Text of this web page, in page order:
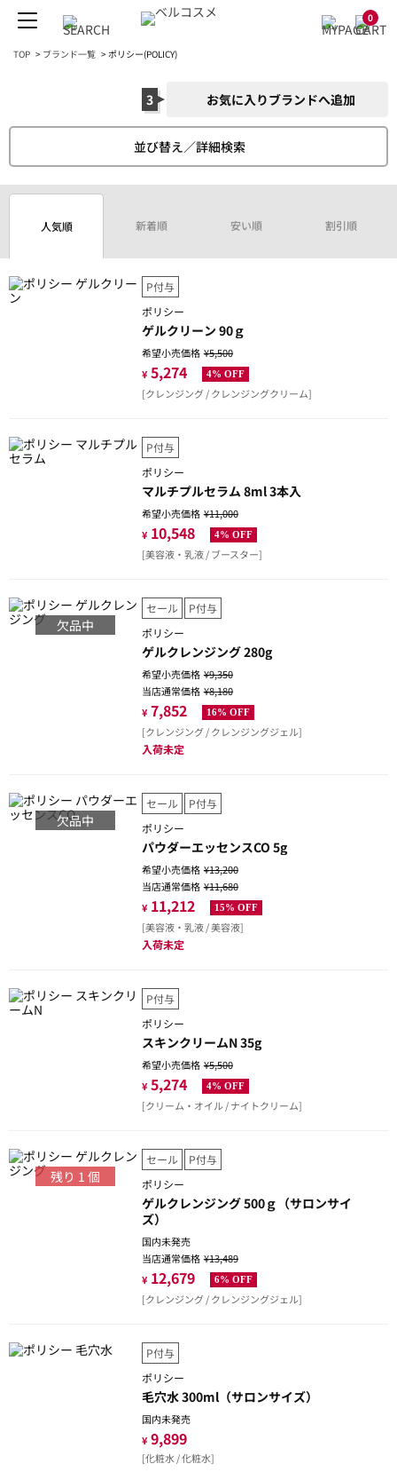
0
TOP > ブランド一覧 >ポリシー(POLICY)
3 お気に入りブランドへ追加
並び替え／詳細検索
人気順 新着順 安い順 割引順
P付与
ポリシー
ゲルクリーン 90ｇ
希望小売価格¥5,500
¥ 5,274 4% OFF
[クレンジング / クレンジングクリーム]
P付与
ポリシー
マルチプルセラム 8ml 3本入
希望小売価格¥11,000
¥ 10,548 4% OFF
[美容液・乳液 / ブースター]
欠品中
セール
P付与
ポリシー
ゲルクレンジング 280g
希望小売価格¥9,350
当店通常価格¥8,180
¥ 7,852 16% OFF
[クレンジング / クレンジングジェル]
入荷未定
欠品中
セール
P付与
ポリシー
パウダーエッセンスCO 5g
希望小売価格¥13,200
当店通常価格¥11,680
¥ 11,212 15% OFF
[美容液・乳液 / 美容液]
入荷未定
P付与
ポリシー
スキンクリームN 35g
希望小売価格¥5,500
¥ 5,274 4% OFF
[クリーム・オイル / ナイトクリーム]
残り 1 個
セール
P付与
ポリシー
ゲルクレンジング 500ｇ（サロンサイ
ズ）
国内未発売
当店通常価格¥13,489
¥ 12,679 6% OFF
[クレンジング / クレンジングジェル]
P付与
ポリシー
毛穴水 300ml（サロンサイズ）
国内未発売
¥ 9,899
[化粧水 / 化粧水]